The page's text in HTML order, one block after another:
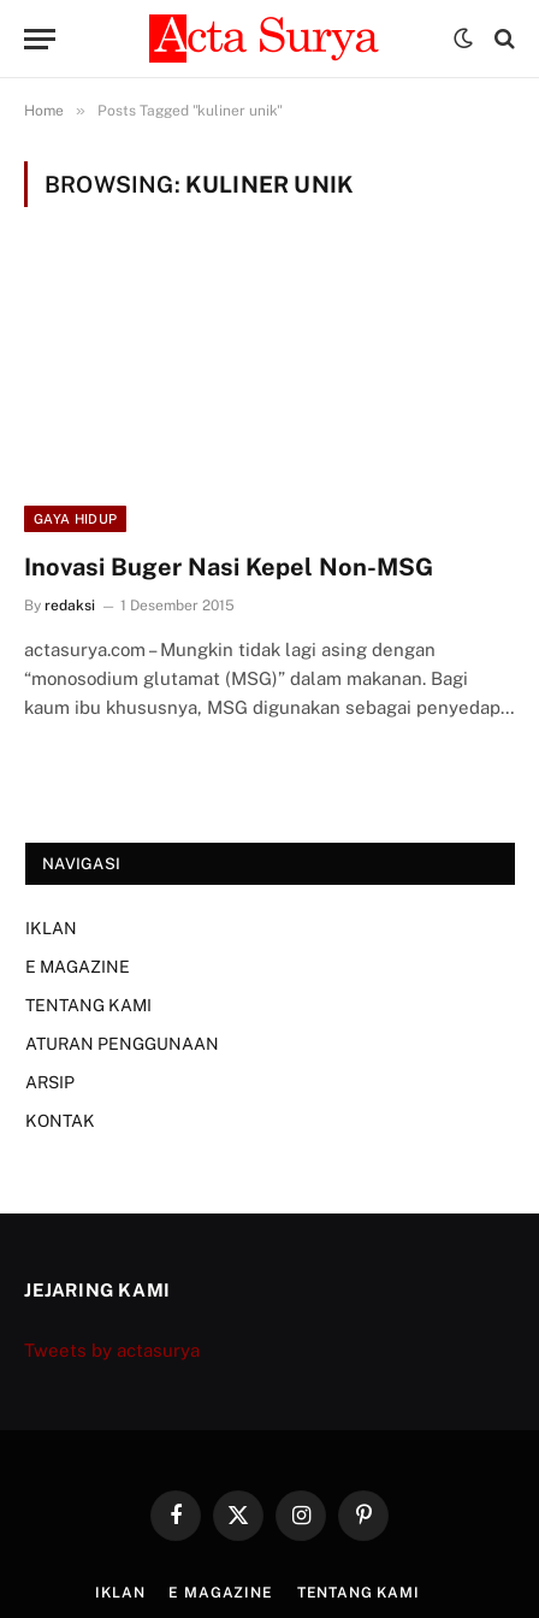
Home » Posts Tagged "kuliner unik"
BROWSING: KULINER UNIK
GAYA HIDUP
Inovasi Buger Nasi Kepel Non-MSG
By redaksi 1 Desember 2015
actasurya.com – Mungkin tidak lagi asing dengan
“monosodium glutamat (MSG)” dalam makanan. Bagi
kaum ibu khususnya, MSG digunakan sebagai penyedap…
NAVIGASI
IKLAN
E MAGAZINE
TENTANG KAMI
ATURAN PENGGUNAAN
ARSIP
KONTAK
JEJARING KAMI
Tweets by actasurya
FacebookX
InstagramPinterest
IKLAN E MAGAZINE TENTANG KAMI